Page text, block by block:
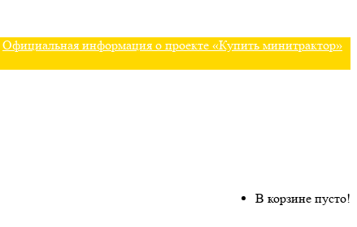
Официальная информация о проекте «Купить минитрактор»
В корзине пусто!